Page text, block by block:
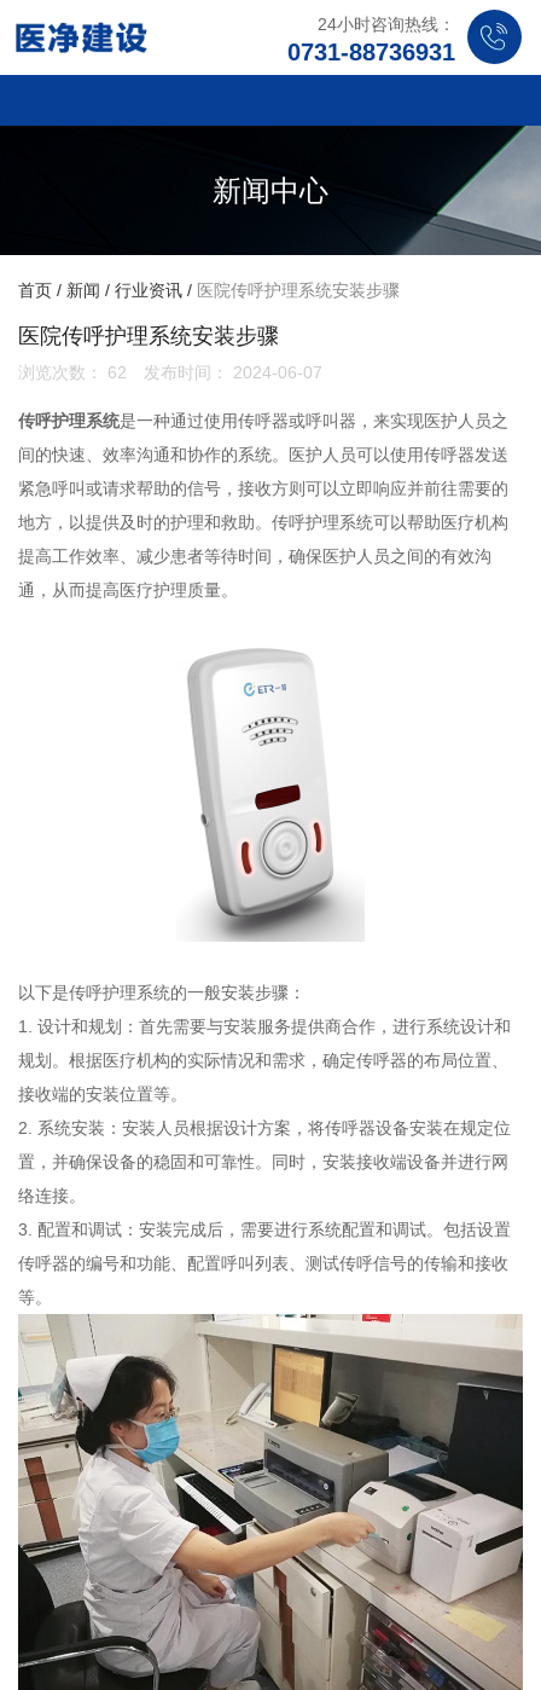
24小时咨询热线：
0731-88736931
新闻中心
首页 / 新闻 / 行业资讯 / 医院传呼护理系统安装步骤
医院传呼护理系统安装步骤
浏览次数： 62 发布时间： 2024-06-07
传呼护理系统是一种通过使用传呼器或呼叫器，来实现医护人员之
间的快速、效率沟通和协作的系统。医护人员可以使用传呼器发送
紧急呼叫或请求帮助的信号，接收方则可以立即响应并前往需要的
地方，以提供及时的护理和救助。传呼护理系统可以帮助医疗机构
提高工作效率、减少患者等待时间，确保医护人员之间的有效沟
通，从而提高医疗护理质量。
以下是传呼护理系统的一般安装步骤：
1. 设计和规划：首先需要与安装服务提供商合作，进行系统设计和
规划。根据医疗机构的实际情况和需求，确定传呼器的布局位置、
接收端的安装位置等。
2. 系统安装：安装人员根据设计方案，将传呼器设备安装在规定位
置，并确保设备的稳固和可靠性。同时，安装接收端设备并进行网
络连接。
3. 配置和调试：安装完成后，需要进行系统配置和调试。包括设置
传呼器的编号和功能、配置呼叫列表、测试传呼信号的传输和接收
等。